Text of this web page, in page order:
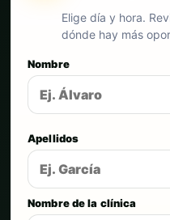
Elige día y hora.
dónde hay más
Nombre
Apellidos
Nombre de la clínica